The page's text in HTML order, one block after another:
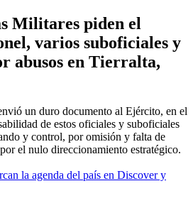
Militares piden el
varios suboficiales y
abusos en Tierralta,
un duro documento al Ejército, en el
de estos oficiales y suboficiales
y control, por omisión y falta de
el nulo direccionamiento estratégico.
la agenda del país en Discover y